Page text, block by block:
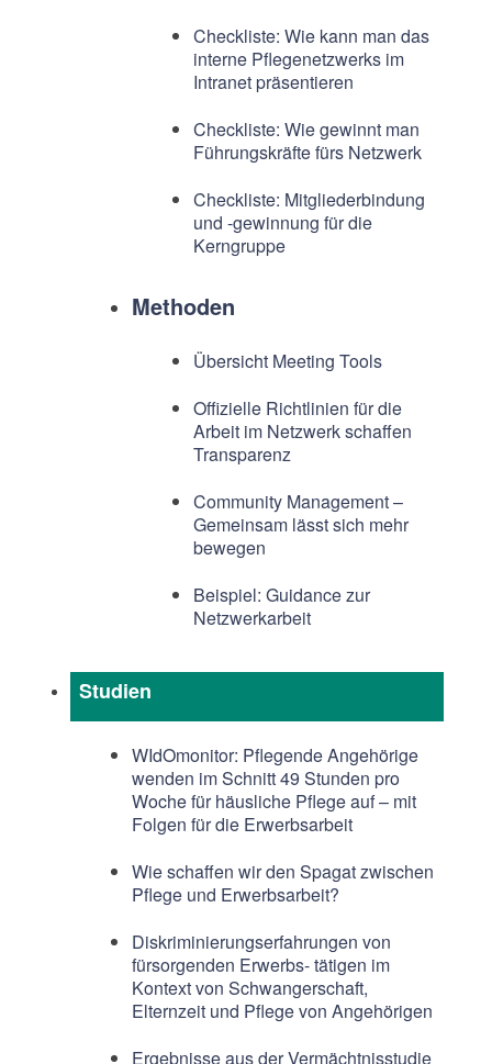
Checkliste: Wie kann man das
interne Pflegenetzwerks im
Intranet präsentieren
Checkliste: Wie gewinnt man
Führungskräfte fürs Netzwerk
Checkliste: Mitgliederbindung
und -gewinnung für die
Kerngruppe
Methoden
Übersicht Meeting Tools
Offizielle Richtlinien für die
Arbeit im Netzwerk schaffen
Transparenz
Community Management –
Gemeinsam lässt sich mehr
bewegen
Beispiel: Guidance zur
Netzwerkarbeit
Studien
WIdOmonitor: Pflegende Angehörige
wenden im Schnitt 49 Stunden pro
Woche für häusliche Pflege auf – mit
Folgen für die Erwerbsarbeit
Wie schaffen wir den Spagat zwischen
Pflege und Erwerbsarbeit?
Diskriminierungserfahrungen von
fürsorgenden Erwerbs- tätigen im
Kontext von Schwangerschaft,
Elternzeit und Pflege von Angehörigen
Ergebnisse aus der Vermächtnisstudie